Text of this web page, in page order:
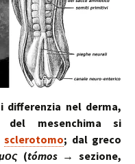
differenzia nel derma,
mesenchima si
sclerotomo; dal greco
(tómos→ sezione,